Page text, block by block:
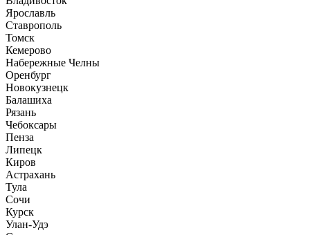
Ярославль
Ставрополь
Томск
Кемерово
Набережные Челны
Оренбург
Новокузнецк
Балашиха
Рязань
Чебоксары
Пенза
Липецк
Киров
Астрахань
Тула
Сочи
Курск
Улан-Удэ